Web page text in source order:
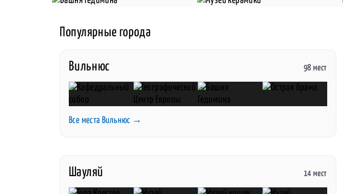
Популярные города
Вильнюс 98 мест
Все места Вильнюс →
Шауляй 14 мест